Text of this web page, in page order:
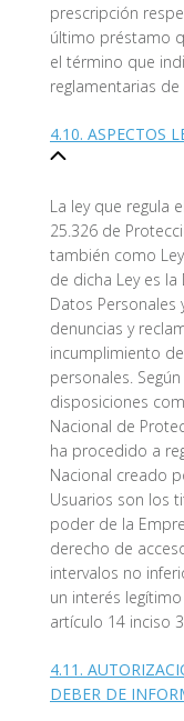
prescripción
último préstamo
el término que
reglamentarias de
4.10. ASPECTOS
La ley que regula
25.326 de
también como
de dicha Ley es
Datos
denuncias y
incumplimiento
personales.
disposiciones
Nacional de
ha procedido a
Nacional creado
Usuarios son los
poder de la
derecho de
intervalos no
un interés
artículo 14 inciso
4.11.
DEBER DE